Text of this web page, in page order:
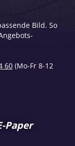
Bild. So
60(Mo-Fr 8-12
Paper